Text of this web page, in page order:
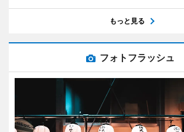
もっと見る
フォトフラッシュ